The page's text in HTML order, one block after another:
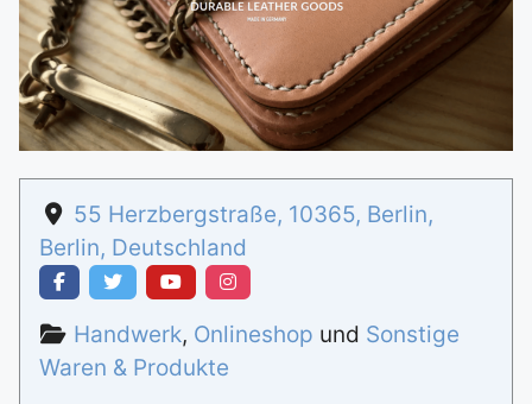
55 Herzbergstraße, 10365, Berlin,
Berlin, Deutschland
Handwerk, Onlineshop und Sonstige
Waren & Produkte